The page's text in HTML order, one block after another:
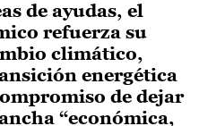
de ayudas, el
refuerza su
climático,
energética
de dejar
“económica,